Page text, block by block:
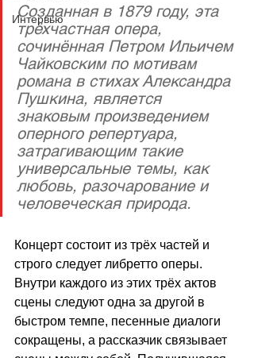
Интервью
Созданная в 1879 году, эта
трёхчастная опера,
сочинённая Петром Ильичем
Чайковским по мотивам
романа в стихах Александра
Пушкина, является
знаковым произведением
оперного репертуара,
затрагивающим такие
универсальные темы, как
любовь, разочарование и
человеческая природа.
Концерт состоит из трёх частей и
строго следует либретто оперы.
Внутри каждого из этих трёх актов
сцены следуют одна за другой в
быстром темпе, песенные диалоги
сокращены, а рассказчик связывает